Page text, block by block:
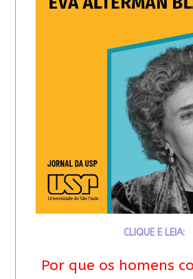
CLIQUE E LEIA:
Por que os homens